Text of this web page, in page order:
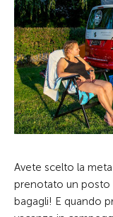
Avete scelto la
prenotato un posto
bagagli! E quando